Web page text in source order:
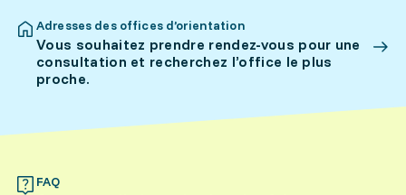
Adresses des offices d’orientation
Vous souhaitez prendre rendez-vous pour une
consultation et recherchez l’office le plus
proche.
FAQ